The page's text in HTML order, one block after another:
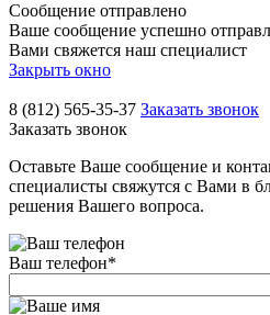
Сообщение отправлено
Ваше сообщение успешно
Вами свяжется наш специалист
Закрыть окно
8 (812) 565-35-37 Заказать звонок
Заказать звонок
Оставьте Ваше сообщение и
специалисты свяжутся с Вами в
решения Вашего вопроса.
Ваш телефон*